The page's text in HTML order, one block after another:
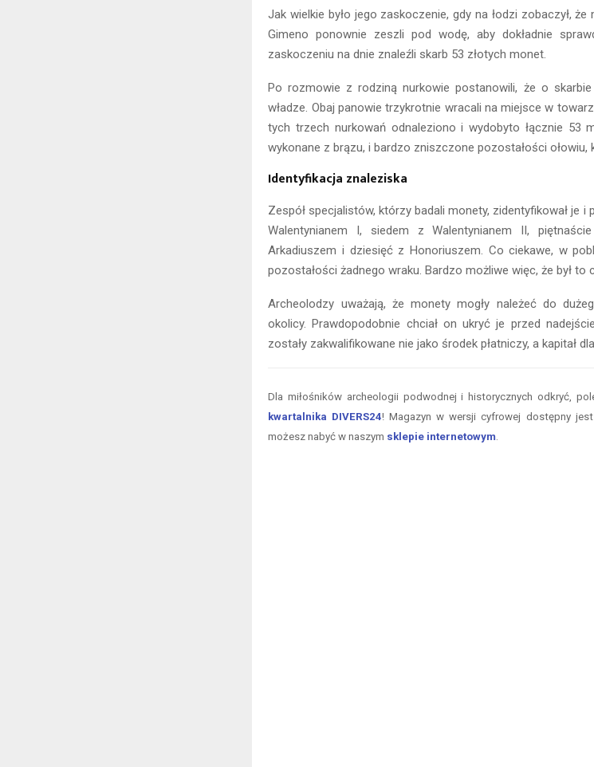
Jak wielkie było jego zaskoczenie, gdy na łodzi zobaczył,
Gimeno ponownie zeszli pod wodę, aby dokładnie
zaskoczeniu na dnie znaleźli skarb 53 złotych monet.
Po rozmowie z rodziną nurkowie postanowili, że o
władze. Obaj panowie trzykrotnie wracali na miejsce w
tych trzech nurkowań odnaleziono i wydobyto łącznie 53
wykonane z brązu, i bardzo zniszczone pozostałości
Identyfikacja znaleziska
Zespół specjalistów, którzy badali monety, zidentyfikował je i
Walentynianem I, siedem z Walentynianem II,
Arkadiuszem i dziesięć z Honoriuszem. Co ciekawe, w
pozostałości żadnego wraku. Bardzo możliwe więc, że był to
Archeolodzy uważają, że monety mogły należeć do
okolicy. Prawdopodobnie chciał on ukryć je przed
zostały zakwalifikowane nie jako środek płatniczy, a kapitał
Dla miłośników archeologii podwodnej i historycznych odkryć,
kwartalnika DIVERS24! Magazyn w wersji cyfrowej dostępny
możesz nabyć w naszym sklepie internetowym